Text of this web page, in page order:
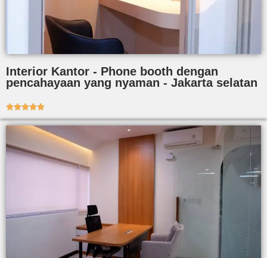
Interior Kantor - Phone booth dengan
pencahayaan yang nyaman - Jakarta selatan
